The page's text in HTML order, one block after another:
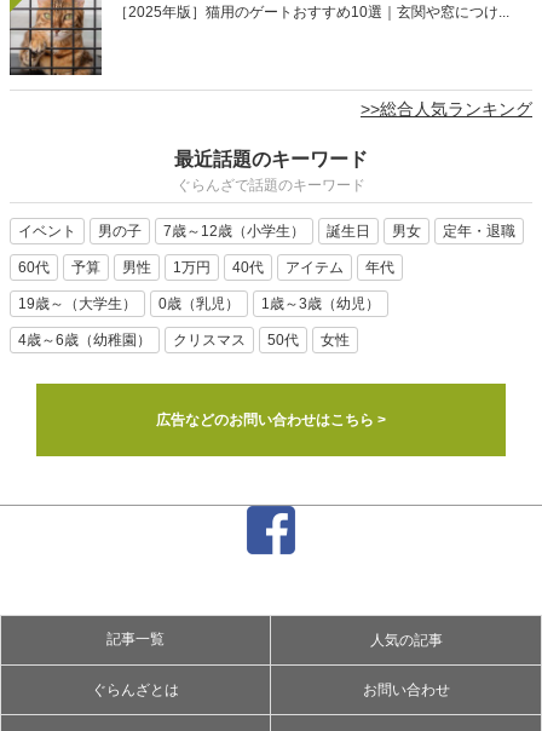
［2025年版］猫用のゲートおすすめ10選｜玄関や窓につけ...
>>総合人気ランキング
最近話題のキーワード
ぐらんざで話題のキーワード
イベント 男の子 7歳～12歳（小学生） 誕生日 男女 定年・退職
60代 予算 男性 1万円 40代 アイテム 年代
19歳～（大学生） 0歳（乳児） 1歳～3歳（幼児）
4歳～6歳（幼稚園） クリスマス 50代 女性
広告などのお問い合わせはこちら >
記事一覧 人気の記事
ぐらんざとは お問い合わせ